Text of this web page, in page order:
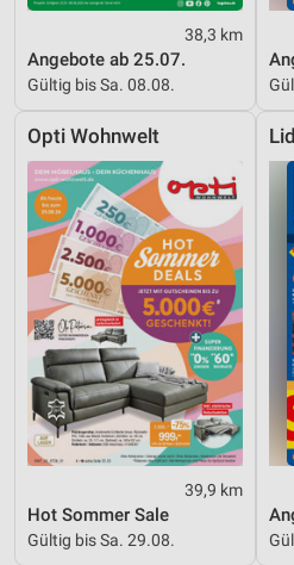
38,3 km
Angebote ab 25.07.
Gültig bis Sa. 08.08.
Opti Wohnwelt
39,9 km
Hot Sommer Sale
Gültig bis Sa. 29.08.